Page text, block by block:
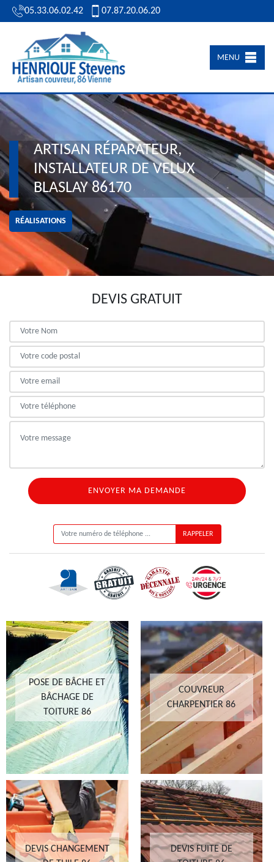
05.33.06.02.42 07.87.20.06.20
MENU
ARTISAN RÉPARATEUR,
INSTALLATEUR DE VELUX
BLASLAY 86170
RÉALISATIONS
DEVIS GRATUIT
POSE DE BÂCHE ET
BÂCHAGE DE
TOITURE 86
COUVREUR
CHARPENTIER 86
DEVIS CHANGEMENT
DEVIS FUITE DE